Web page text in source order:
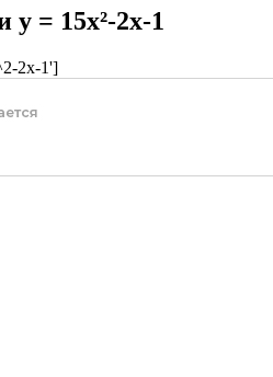
= 15x²-2x-1
2x-1']